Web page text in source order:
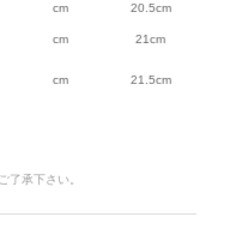
cm 20.5cm
cm 21cm
cm 21.5cm
了承下さい。